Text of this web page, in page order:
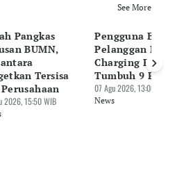
See More
Pangkas
BUMN,
Tersisa
2026, 15:50 WIB
Pengguna EV
Pelanggan Home
Charging PLN
Tumbuh 9 Persen
07 Agu 2026, 13:06 WIB
News